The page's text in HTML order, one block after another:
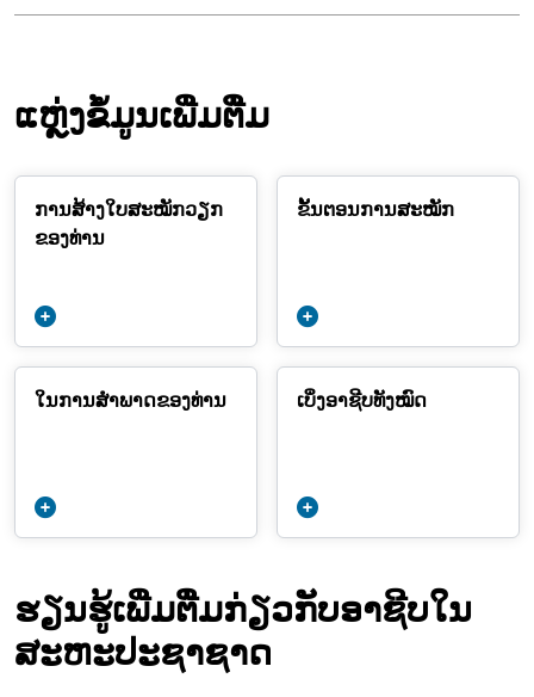
ແຫຼ່ງຂໍ້ມູນເພີ່ມຕື່ມ
ການສ້າງໃບສະໝັກວຽກ
ຂອງທ່ານ
ຂັ້ນຕອນການສະໝັກ
ໃນການສຳພາດຂອງທ່ານ ເບິ່ງອາຊີບທັງໝົດ
ຮຽນຮູ້ເພີ່ມຕື່ມກ່ຽວກັບອາຊີບໃນ
ສະຫະປະຊາຊາດ